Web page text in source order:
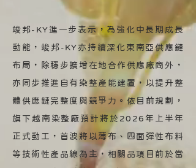
竣邦-KY進一步表示，為強化中長期成長
動能，竣邦-KY亦持續深化東南亞供應鏈
布局，除穩步擴增在地合作供應廠商外，
亦同步推進自有染整產能建置，以提升整
體供應鏈完整度與競爭力。依目前規劃，
旗下越南染整廠預計將於2026年上半年
正式動工，首波將以薄布、四面彈性布料
等技術性產品線為主，相關品項目前於當